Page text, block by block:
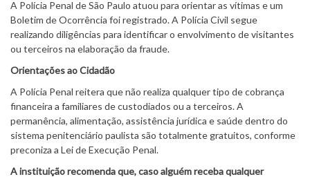
A Polícia Penal de São Paulo atuou para orientar as vítimas e um
Boletim de Ocorrência foi registrado. A Polícia Civil segue
realizando diligências para identificar o envolvimento de visitantes
ou terceiros na elaboração da fraude.
Orientações ao Cidadão
A Polícia Penal reitera que não realiza qualquer tipo de cobrança
financeira a familiares de custodiados ou a terceiros. A
permanência, alimentação, assistência jurídica e saúde dentro do
sistema penitenciário paulista são totalmente gratuitos, conforme
preconiza a Lei de Execução Penal.
A instituição recomenda que, caso alguém receba qualquer